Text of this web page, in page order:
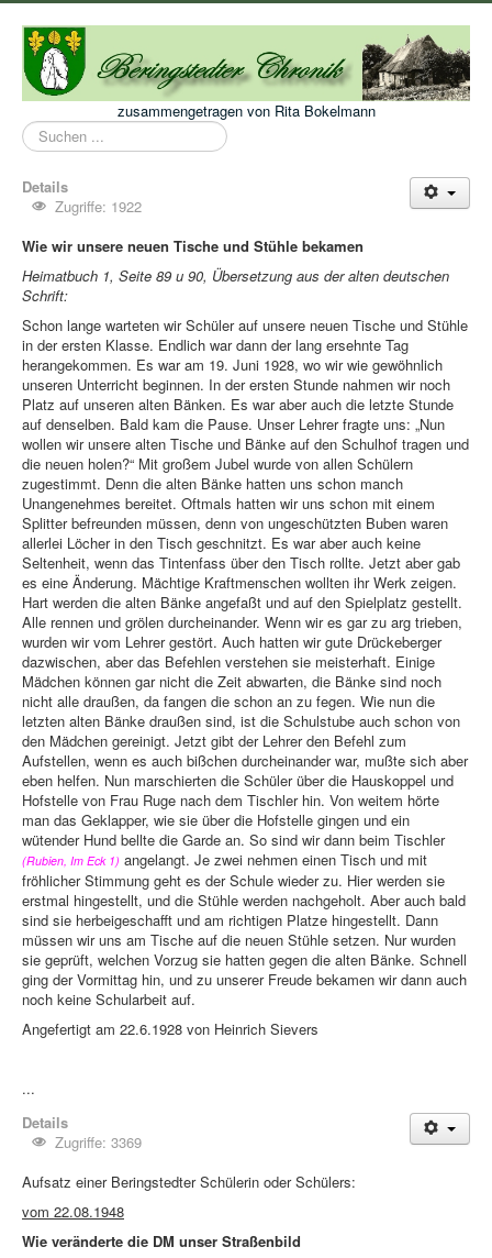
zusammengetragen von Rita Bokelmann
Suchen
...
Details
Zugriffe: 1922
Wie wir unsere neuen Tische und Stühle bekamen
Heimatbuch 1, Seite 89 u 90, Übersetzung aus der alten deutschen
Schrift:
Schon lange warteten wir Schüler auf unsere neuen Tische und Stühle
in der ersten Klasse. Endlich war dann der lang ersehnte Tag
herangekommen. Es war am 19. Juni 1928, wo wir wie gewöhnlich
unseren Unterricht beginnen. In der ersten Stunde nahmen wir noch
Platz auf unseren alten Bänken. Es war aber auch die letzte Stunde
auf denselben. Bald kam die Pause. Unser Lehrer fragte uns: „Nun
wollen wir unsere alten Tische und Bänke auf den Schulhof tragen und
die neuen holen?“ Mit großem Jubel wurde von allen Schülern
zugestimmt. Denn die alten Bänke hatten uns schon manch
Unangenehmes bereitet. Oftmals hatten wir uns schon mit einem
Splitter befreunden müssen, denn von ungeschützten Buben waren
allerlei Löcher in den Tisch geschnitzt. Es war aber auch keine
Seltenheit, wenn das Tintenfass über den Tisch rollte. Jetzt aber gab
es eine Änderung. Mächtige Kraftmenschen wollten ihr Werk zeigen.
Hart werden die alten Bänke angefaßt und auf den Spielplatz gestellt.
Alle rennen und grölen durcheinander. Wenn wir es gar zu arg trieben,
wurden wir vom Lehrer gestört. Auch hatten wir gute Drückeberger
dazwischen, aber das Befehlen verstehen sie meisterhaft. Einige
Mädchen können gar nicht die Zeit abwarten, die Bänke sind noch
nicht alle draußen, da fangen die schon an zu fegen. Wie nun die
letzten alten Bänke draußen sind, ist die Schulstube auch schon von
den Mädchen gereinigt. Jetzt gibt der Lehrer den Befehl zum
Aufstellen, wenn es auch bißchen durcheinander war, mußte sich aber
eben helfen. Nun marschierten die Schüler über die Hauskoppel und
Hofstelle von Frau Ruge nach dem Tischler hin. Von weitem hörte
man das Geklapper, wie sie über die Hofstelle gingen und ein
wütender Hund bellte die Garde an. So sind wir dann beim Tischler
(Rubien, Im Eck 1) angelangt. Je zwei nehmen einen Tisch und mit
fröhlicher Stimmung geht es der Schule wieder zu. Hier werden sie
erstmal hingestellt, und die Stühle werden nachgeholt. Aber auch bald
sind sie herbeigeschafft und am richtigen Platze hingestellt. Dann
müssen wir uns am Tische auf die neuen Stühle setzen. Nur wurden
sie geprüft, welchen Vorzug sie hatten gegen die alten Bänke. Schnell
ging der Vormittag hin, und zu unserer Freude bekamen wir dann auch
noch keine Schularbeit auf.
Angefertigt am 22.6.1928 von Heinrich Sievers
...
Details
Zugriffe: 3369
Aufsatz einer Beringstedter Schülerin oder Schülers:
vom 22.08.1948
Wie veränderte die DM unser Straßenbild